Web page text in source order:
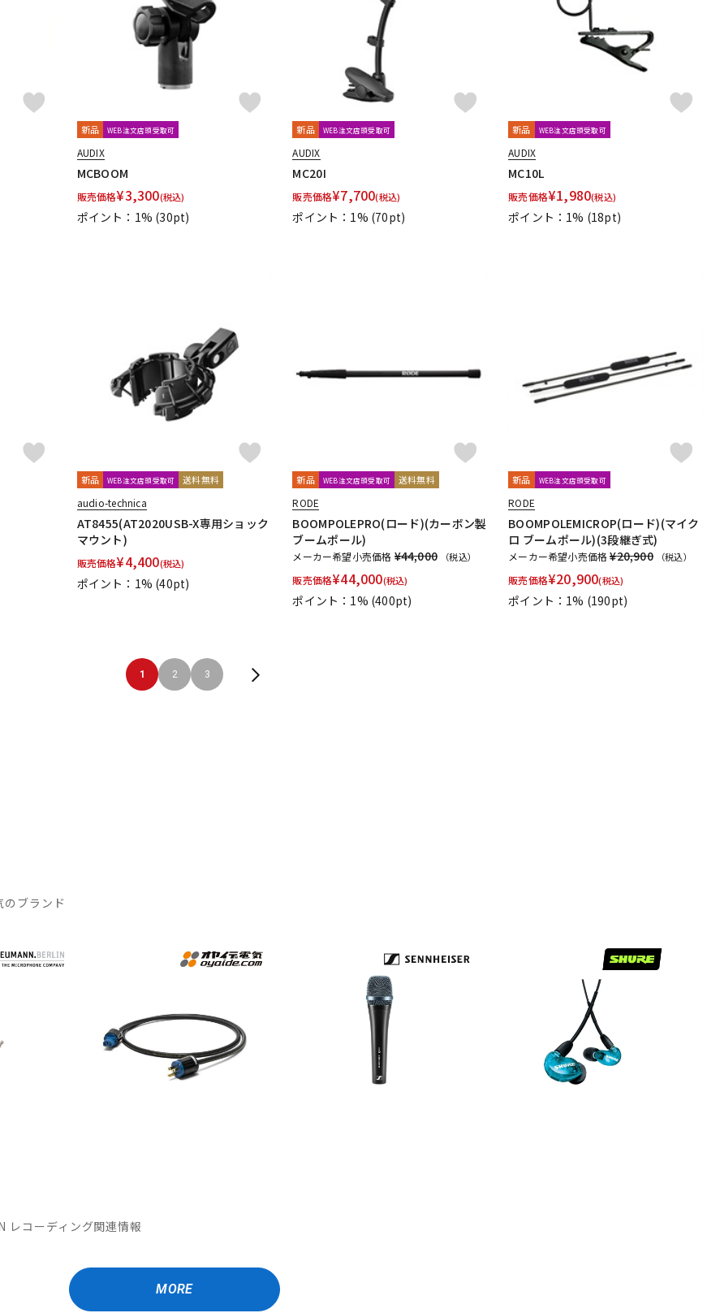
新品 WEB注文店頭受取可
AUDIX
MCBOOM
販売価格¥3,300(税込)
ポイント：1% (30pt)
新品 WEB注文店頭受取可
AUDIX
MC20I
販売価格¥7,700(税込)
ポイント：1% (70pt)
新品 WEB注文店頭受取可
AUDIX
MC10L
販売価格¥1,980(税込)
ポイント：1% (18pt)
新品 WEB注文店頭受取可 送料無料
audio-technica
AT8455(AT2020USB-X専用ショック
マウント)
販売価格¥4,400(税込)
ポイント：1% (40pt)
新品 WEB注文店頭受取可 送料無料
RODE
BOOMPOLEPRO(ロード)(カーボン製
ブームポール)
メーカー希望小売価格 ¥44,000 （税込）
販売価格¥44,000(税込)
ポイント：1% (400pt)
新品 WEB注文店頭受取可
RODE
BOOMPOLEMICROP(ロード)(マイク
ロ ブームポール)(3段継ぎ式)
メーカー希望小売価格¥20,900 （税込）
販売価格¥20,900(税込)
ポイント：1% (190pt)
1 2 3
のブランド
レコーディング関連情報
MORE